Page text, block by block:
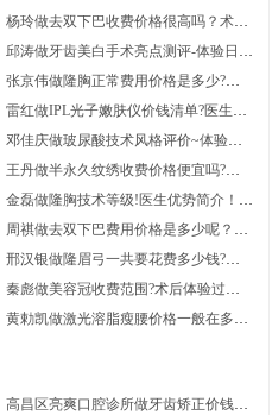
医生实力盘点,术后体验日记分享|祛痣
医生案例日记点评
杨玲做去双下巴收费价格很高吗？术后
案例日记~去双下巴项目案例体验点评-
医生擅长
邱涛做牙齿美白手术亮点测评-体验日
记，医生实力简介,牙齿美白项目体验日
记评价
张京伟做隆胸正常费用价格是多少?医
生擅长-隆胸医生案例日记点评!案例日
记
雷红做IPL光子嫩肤仪价钱清单?医生优
势盘点-IPL光子嫩肤仪项目术后案例体
验评价！术后案例过程分享
邓佳庆做玻尿酸技术风格评价~体验过
程分享!医生实力简介,玻尿酸医生案例
记录点评
王丹做半永久纹绣收费价格便宜吗?案
例体验分享_半永久纹绣项目术后体验
记录点评，医生优势简介
金磊做隆胸技术等级!医生优势简介！术
后案例变化分享|隆胸医生案例体验点评
周祺做去双下巴费用价格是多少呢？医
生实力盘点!实力案例,去双下巴医生案
例细节点评
邢汉银做隆眉弓一共要花费多少钱?案
例盘点，隆眉弓项目案例过程评价!医生
优势盘点
秦彪做美容冠收费范围?术后体验过
程！医生简介_美容冠项目体验过程评
价
黄勅凯做激光溶脂瘦腰价格一般在多少
高昌区亮爽口腔诊所做牙齿矫正价钱在